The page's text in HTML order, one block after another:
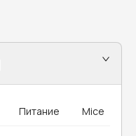
Питание Mice